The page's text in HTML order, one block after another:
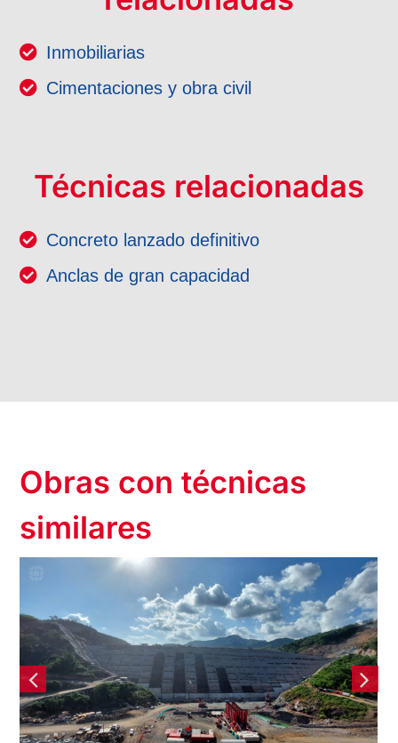
Inmobiliarias
Cimentaciones y obra civil
Técnicas relacionadas
Concreto lanzado definitivo
Anclas de gran capacidad
Obras con técnicas
similares
Presa Santa María